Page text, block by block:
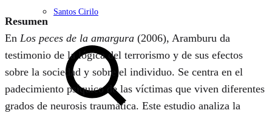
Santos Cirilo
Search
Resumen
En Los peces de la amargura (2006), Aramburu da
testimonio de la lógica del terrorismo y de sus efectos
sobre la sociedad y sobre el individuo. Se centra en el
padecimiento psíquico de las víctimas que viven diferentes
grados de neurosis traumática. Este estudio analiza la